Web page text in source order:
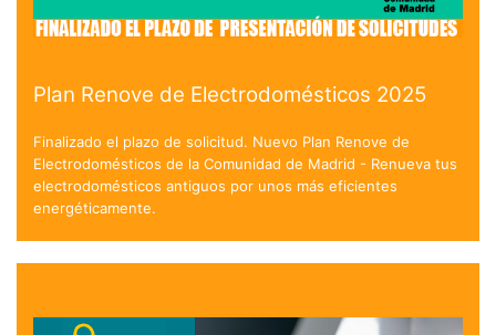
Plan Renove de Electrodomésticos 2025
Finalizado el plazo de solicitud. Nuevo Plan Renove de
Electrodomésticos de la Comunidad de Madrid - Renueva tus
electrodomésticos antiguos por unos más eficientes
energéticamente.